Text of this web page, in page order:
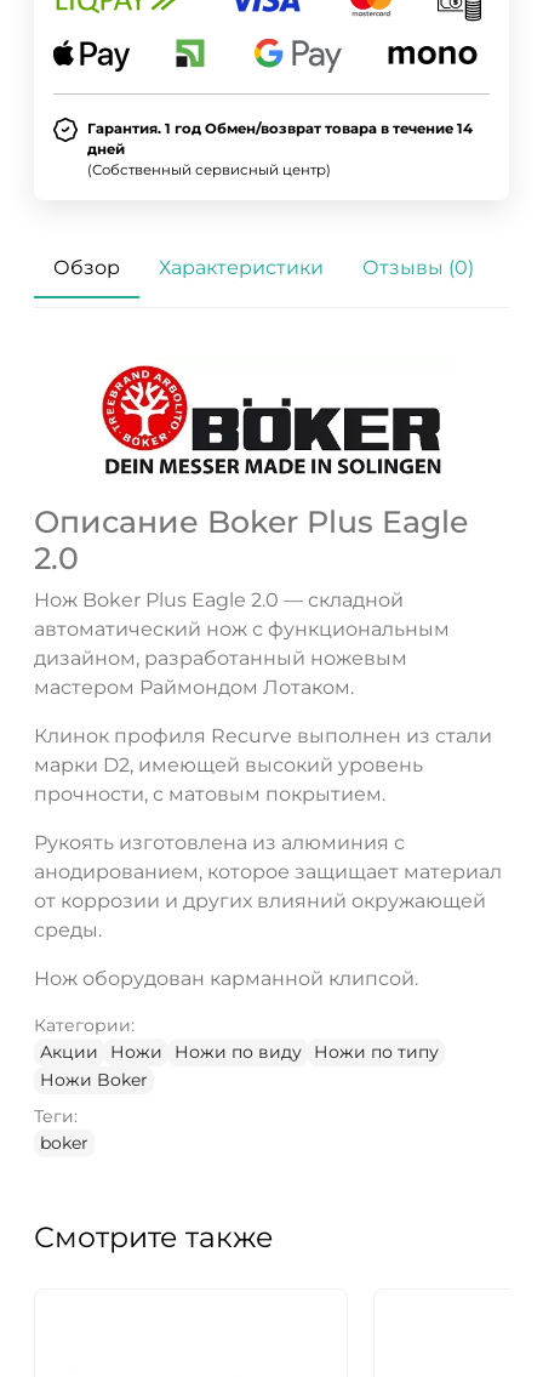
Гарантия. 1 год Обмен/возврат товара в течение 14
дней
(Собственный сервисный центр)
Обзор Характеристики Отзывы (0)
Описание Boker Plus Eagle
2.0
Нож Boker Plus Eagle 2.0 — складной
автоматический нож с функциональным
дизайном, разработанный ножевым
мастером Раймондом Лотаком.
Клинок профиля Recurve выполнен из стали
марки D2, имеющей высокий уровень
прочности, с матовым покрытием.
Рукоять изготовлена из алюминия с
анодированием, которое защищает материал
от коррозии и других влияний окружающей
среды.
Нож оборудован карманной клипсой.
Категории:
Акции
Ножи Ножи по виду
Ножи по типу
Ножи Boker
Теги:
boker
Смотрите также
ДА НЕТ